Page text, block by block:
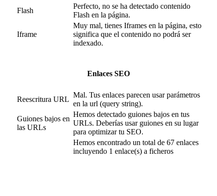
Flash
Perfecto, no se ha detectado contenido
Flash en la página.
Iframe
Muy mal, tienes Iframes en la página, esto
significa que el contenido no podrá ser
indexado.
Enlaces SEO
Reescritura URL
Mal. Tus enlaces parecen usar parámetros
en la url (query string).
Guiones bajos en
las URLs
Hemos detectado guiones bajos en tus
URLs. Deberías usar guiones en su lugar
para optimizar tu SEO.
Hemos encontrado un total de 67 enlaces
incluyendo 1 enlace(s) a ficheros